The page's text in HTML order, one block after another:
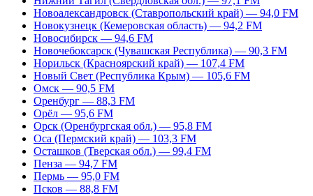
Новоалександровск (Ставропольский край) — 94,0 FM
Новокузнецк (Кемеровская область) — 94,2 FM
Новосибирск — 94,6 FM
Новочебоксарск (Чувашская Республика) — 90,3 FM
Норильск (Красноярский край) — 107,4 FM
Новый Свет (Республика Крым) — 105,6 FM
Омск — 90,5 FM
Оренбург — 88,3 FM
Орёл — 95,6 FM
Орск (Оренбургская обл.) — 95,8 FM
Оса (Пермский край) — 103,3 FM
Осташков (Тверская обл.) — 99,4 FM
Пенза — 94,7 FM
Пермь — 95,0 FM
Псков — 88,8 FM